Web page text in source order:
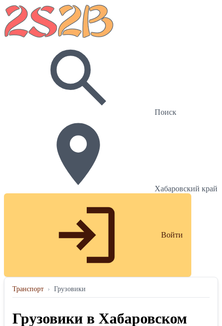
Поиск
Хабаровский край
Войти
Транспорт › Грузовики
Грузовики в Хабаровском